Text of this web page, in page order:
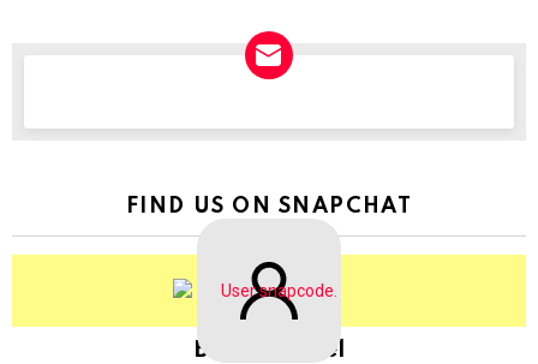
FIND US ON SNAPCHAT
BringThePixel